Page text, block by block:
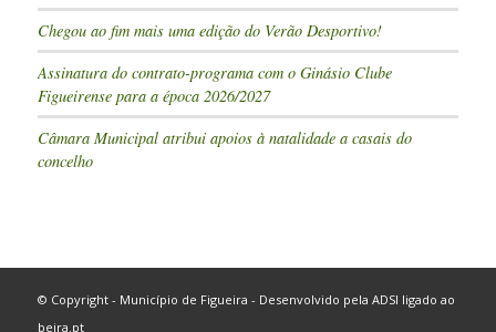
Chegou ao fim mais uma edição do Verão Desportivo!
Assinatura do contrato-programa com o Ginásio Clube
Figueirense para a época 2026/2027
Câmara Municipal atribui apoios à natalidade a casais do
concelho
© Copyright - Município de Figueira - Desenvolvido pela ADSI ligado ao
beira.pt